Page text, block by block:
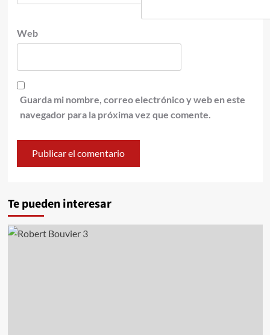
Web
Guarda mi nombre, correo electrónico y web en este
navegador para la próxima vez que comente.
Te pueden interesar